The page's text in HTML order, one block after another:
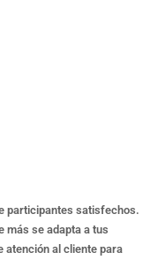
participantes satisfechos.
más se adapta a tus
atención al cliente para